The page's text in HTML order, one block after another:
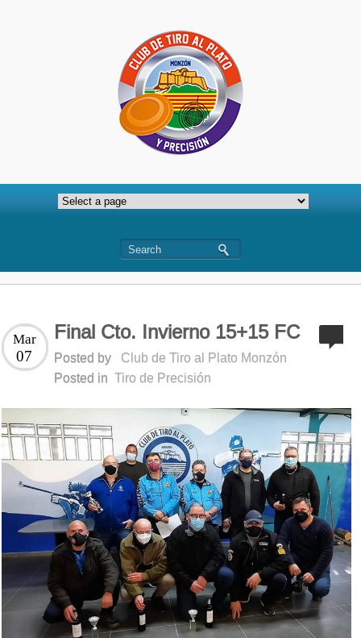
Final Cto. Invierno 15+15 FC
Mar
07 Posted by
Club de Tiro al Plato Monzón
Posted in Tiro de Precisión